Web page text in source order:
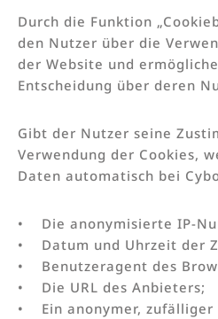
Durch die Funktion
den Nutzer über die
der Website und
Entscheidung über deren
Gibt der Nutzer seine
Verwendung der Cookies,
Daten automatisch bei
• Die anonymisierte IP-
• Datum und Uhrzeit der
• Benutzeragent des
• Die URL des Anbieters;
• Ein anonymer, zufälliger